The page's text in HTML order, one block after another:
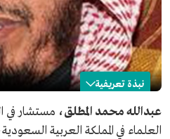
نبذة تعريفية
عبدالله المطلق
الاسم
عبدالله المطلق.
عبدالله محمد المطلق، مستشار في
العلماء في المملكة العربية